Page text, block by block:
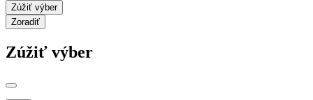
Zúžiť výber
Zoradiť
Zúžiť výber